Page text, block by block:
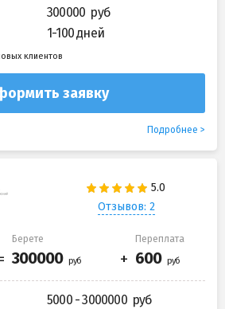
300000
1-100 дней
клиентов
заявку
Подробнее
Отзывов: 2
Берете Переплата
5000 - 3000000